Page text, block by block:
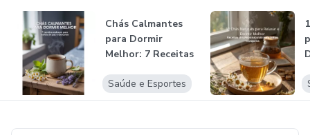
Chás Calmantes
para Dormir
Melhor: 7 Receitas
Saúde e Esportes